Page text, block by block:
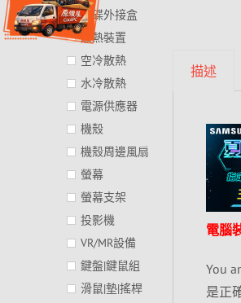
描述
電腦
You
是正
硬碟外接盒
散熱裝置
空冷散熱
水冷散熱
電源供應器
機殼
機殼周邊風扇
螢幕
螢幕支架
投影機
VR/MR設備
鍵盤|鍵鼠組
滑鼠|墊|搖桿